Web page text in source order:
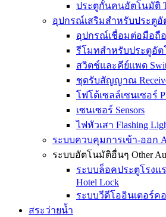
ประตูกั้นคนอัตโนมัติ
อุปกรณ์เสริมสำหรับประตูอัต
อุปกรณ์เชื่อมต่อมือถือ
รีโมทสำหรับประตูอัต
สวิตช์และคีย์แพด
ชุดรับสัญญาณ
โฟโต้เซลล์เซนเซอร์
เซนเซอร์ Sensors
ไฟหัวเสา Flashing
ระบบควบคุมการเข้า-ออก
ระบบอัตโนมัติอื่นๆ Other
ระบบล็อคประตูโรงเเ
Hotel Lock
ระบบวีดีโออินเตอร์คอ
สระว่ายน้ำ